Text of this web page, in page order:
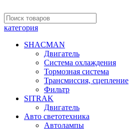
категория
SHACMAN
Двигатель
Система охлаждения
Тормозная система
Трансмиссия, сцепление
Фильтр
SITRAK
Двигатель
Авто светотехника
Автолампы